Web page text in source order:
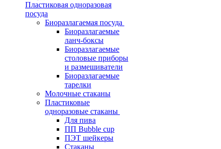
Пластиковая одноразовая
посуда
Биоразлагаемая посуда
Биоразлагаемые
ланч-боксы
Биоразлагаемые
столовые приборы
и размешиватели
Биоразлагаемые
тарелки
Молочные стаканы
Пластиковые
одноразовые стаканы
Для пива
ПП Bubble cup
ПЭТ шейкеры
Стаканы